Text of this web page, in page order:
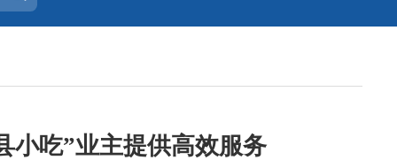
小吃”业主提供高效服务